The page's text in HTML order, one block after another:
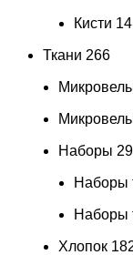
Кисти 14
Ткани 266
Наборы 29
Наборы
Наборы
Хлопок